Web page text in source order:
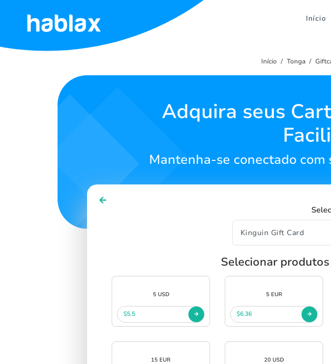
Início
Início
Início Tonga
Adquira seus
Mantenha-se conectado com
Selecionar
5 USD
$5.5
5 EUR
$6.36
15 EUR 20 USD